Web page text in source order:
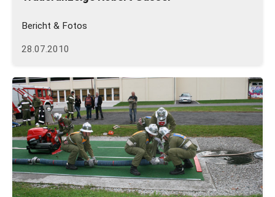
Bericht & Fotos
28.07.2010